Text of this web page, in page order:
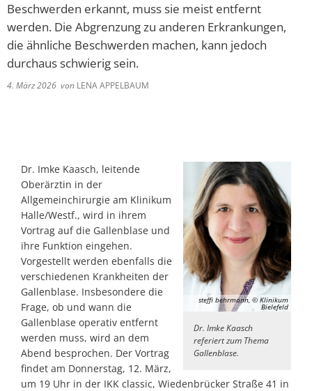
Beschwerden erkannt, muss sie meist entfernt
werden. Die Abgrenzung zu anderen Erkrankungen,
die ähnliche Beschwerden machen, kann jedoch
durchaus schwierig sein.
4. März 2026 von LENA APPELBAUM
steffi behrmann, © Klinikum
Bielefeld
Dr. Imke Kaasch
referiert zum Thema
Gallenblase.
Dr. Imke Kaasch, leitende
Oberärztin in der
Allgemeinchirurgie am Klinikum
Halle/Westf., wird in ihrem
Vortrag auf die Gallenblase und
ihre Funktion eingehen.
Vorgestellt werden ebenfalls die
verschiedenen Krankheiten der
Gallenblase. Insbesondere die
Frage, ob und wann die
Gallenblase operativ entfernt
werden muss, wird an dem
Abend besprochen. Der Vortrag
findet am Donnerstag, 12. März,
um 19 Uhr in der IKK classic, Wiedenbrücker Straße 41 in